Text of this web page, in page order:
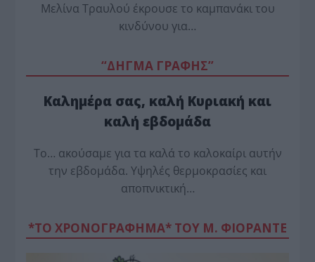
Μελίνα Τραυλού έ­κρουσε το καμπανάκι του
κινδύνου για…
“ΔΗΓΜΑ ΓΡΑΦΗΣ”
Καλημέρα σας, καλή Κυριακή και
καλή εβδομάδα
Το… ακούσαμε για τα καλά το καλοκαίρι αυτήν
την εβδομάδα. Υψηλές θερμοκρασίες και
αποπνικτική…
*ΤΟ ΧΡΟΝΟΓΡΑΦΗΜΑ* ΤΟΥ Μ. ΦΙΟΡΆΝΤΕ